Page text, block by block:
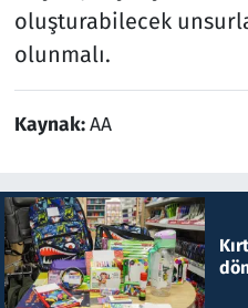
oluşturabilecek
olunmalı.​​​​​​​
Kaynak:AA